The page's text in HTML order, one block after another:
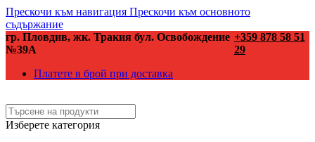
Прескочи към навигация Прескочи към основното
съдържание
гр. Пловдив, жк. Тракия бул. Освобождение
№39А
+359 878 58 51
29
Платете в брой при доставка
Изберете категория